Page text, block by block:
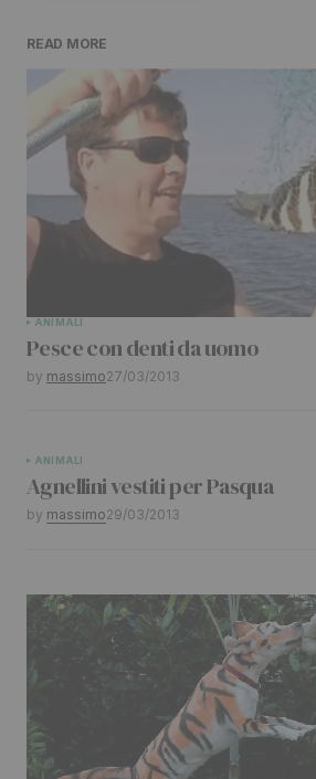
Il tuo indirizzo email non sarà
campi obbligatori sono
Comment*
READ MORE
ANIMALI
Pesce con denti da uomo
by massimo27/03/2013
ANIMALI
Agnellini vestiti per Pasqua
by massimo29/03/2013